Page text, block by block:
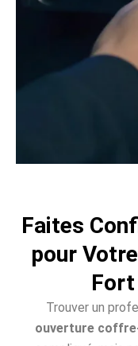
Faites
pour
Trouver un
ouverture